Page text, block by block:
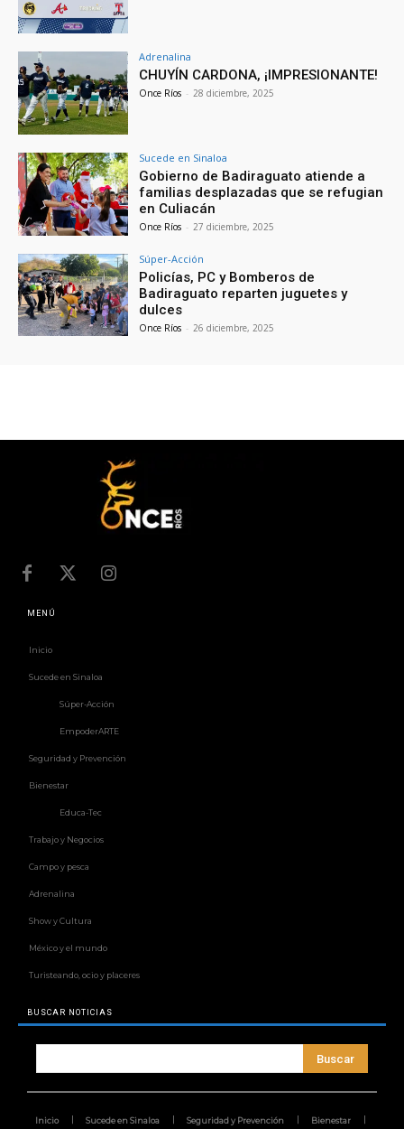
Adrenalina
CHUYÍN CARDONA, ¡IMPRESIONANTE!
Once Ríos - 28 diciembre, 2025
Sucede en Sinaloa
Gobierno de Badiraguato atiende a
familias desplazadas que se refugian
en Culiacán
Once Ríos - 27 diciembre, 2025
Súper-Acción
Policías, PC y Bomberos de
Badiraguato reparten juguetes y
dulces
Once Ríos - 26 diciembre, 2025
MENÚ
Inicio
Sucede en Sinaloa
Súper-Acción
EmpoderARTE
Seguridad y Prevención
Bienestar
Educa-Tec
Trabajo y Negocios
Campo y pesca
Adrenalina
Show y Cultura
México y el mundo
Turisteando, ocio y placeres
BUSCAR NOTICIAS
Buscar
Inicio Sucede en Sinaloa Seguridad y Prevención Bienestar